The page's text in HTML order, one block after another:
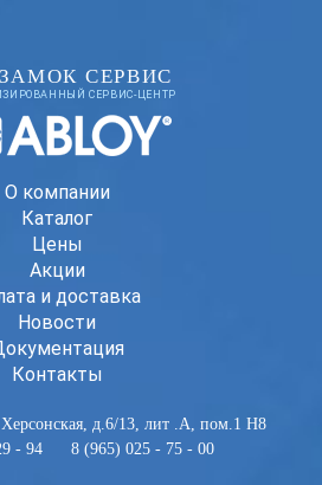
СЕРВИС
СЕРВИС-ЦЕНТР
О компании
Каталог
Цены
Акции
и доставка
Новости
Контакты
д.6/13, лит .А, пом.1 Н8
- 94 8 (965) 025 - 75 - 00